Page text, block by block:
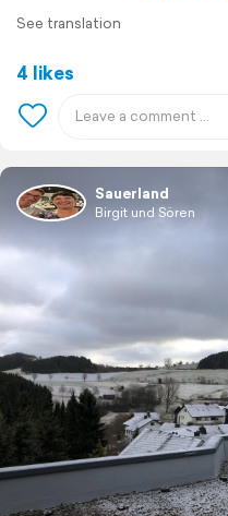
See translation
4 likes
Sauerland
Birgit und Sören